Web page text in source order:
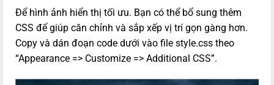
Để hình ảnh hiển thị tối ưu. Bạn có thể bổ sung thêm
CSS để giúp căn chỉnh và sắp xếp vị trí gọn gàng hơn.
Copy và dán đoạn code dưới vào file style.css theo
“Appearance => Customize => Additional CSS”.